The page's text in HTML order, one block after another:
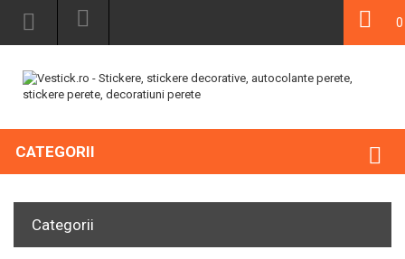
0
CATEGORII
Categorii